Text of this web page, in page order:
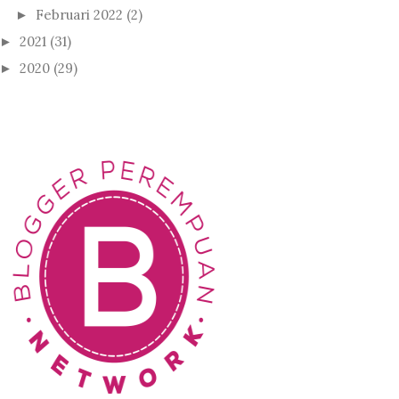
► Februari 2022 (2)
► 2021 (31)
► 2020 (29)